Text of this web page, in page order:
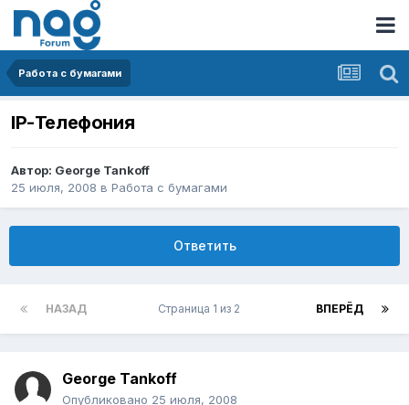
Работа с бумагами
IP-Телефония
Автор: George Tankoff
25 июля, 2008 в Работа с бумагами
Ответить
НАЗАД ВПЕРЁД
Страница 1 из 2
George Tankoff
Опубликовано 25 июля, 2008